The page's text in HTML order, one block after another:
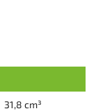
31,8 cm³